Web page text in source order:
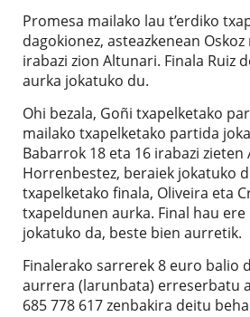
Promesa mailako lau t’erdiko
dagokionez, asteazkenean
irabazi zion Altunari. Finala Ruiz
aurka jokatuko du.
Ohi bezala, Goñi txapelketako
mailako txapelketako partida
Babarrok 18 eta 16 irabazi zieten
Horrenbestez, beraiek jokatuko
txapelketako finala, Oliveira eta
txapeldunen aurka. Final hau
jokatuko da, beste bien aurretik.
Finalerako sarrerek 8 euro balio
aurrera (larunbata) erreserbatu
685 778 617 zenbakira deitu